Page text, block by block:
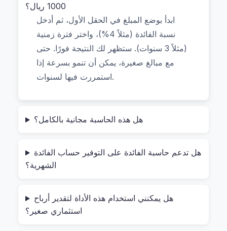
استخدامها بأمان حتى مع مبالغ كبيرة أو عند حساب أرباح
مشروعك الصغير.
إذا كنت تبحث عن "كيف تستخدم حاسبة الفائدة على
حدد نسبة الفائدة السنوية (مثلاً 6%).
في ثوانٍ، تحصل على ناتج دقيق يُظهر لك كم سيصبح
أو تسجيل حساب.
ابدأ بوضع المبلغ في الحقل الأول، ثم أدخل
نسبة الفائدة (مثلاً 4%)، واختر فترة زمنية
(مثلاً 3 سنوات). ستظهر لك النتيجة فورًا. حتى
مع مبالغ صغيرة، يمكن أن تنمو بسرعة إذا
استمررت فيها لسنوات.
هل هذه الحاسبة مجانية بالكامل؟
هل تدعم حاسبة الفائدة على التوفير حساب الفائدة
الشهرية؟
هل يمكنني استخدام هذه الأداة لتقدير أرباح
استثماري صغير؟